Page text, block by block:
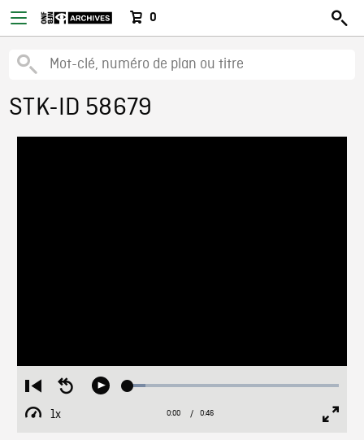
0
STK-ID 58679
Restart
from
beginning
Seek
Play Loaded:
1x
Playback
Current
0:00 / Duration
0:46